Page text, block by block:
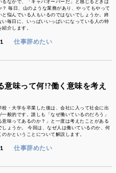
るなかで、「キャパオーバーだ」と感じるときは
？ 毎日、山のような業務があり、やってもやって
と悩んでいる人もいるのではないでしょうか。終
い毎日に、いっぱいいっぱいになっている人の特
介します。
仕事辞めたい
意味って何!?働く意味を考え
校・大学を卒業した後は、会社に入って社会に出
一般的です。誰しも「なぜ働いているのだろう」
意味ってあるのか？」と一度は考えたことがある
しょうか。 今回は、なぜ人は働いているのか、何
のかということについて解説します。
仕事辞めたい